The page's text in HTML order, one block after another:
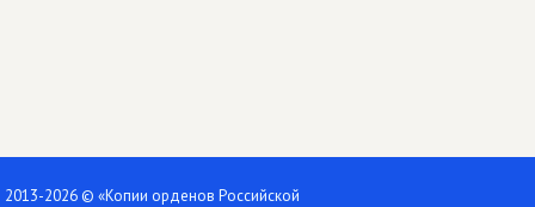
2013-2026 © «Копии орденов Российской